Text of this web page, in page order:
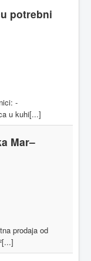
potrebni
-
u kuhi[...]
Mar–
prodaja od